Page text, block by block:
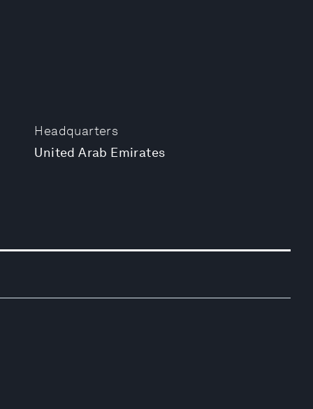
Headquarters
United Arab Emirates